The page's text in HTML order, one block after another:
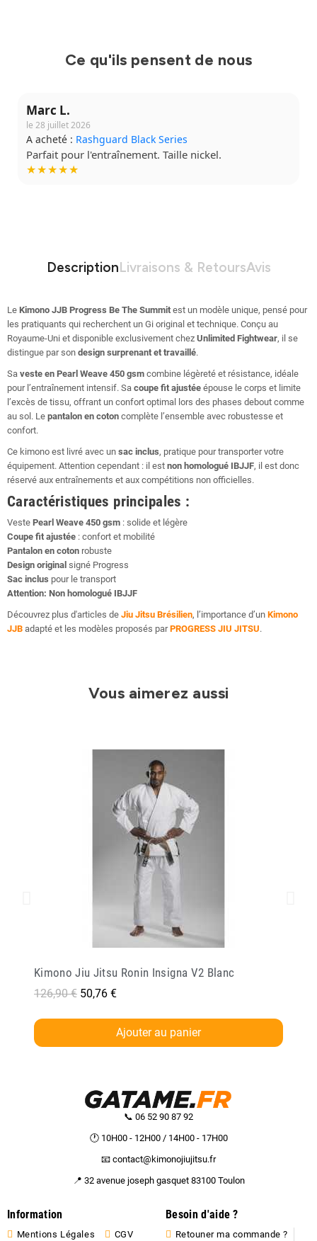
Ce qu'ils pensent de nous
A acheté :Short Grappling V2
Tissu confortable, je le mets à
DescriptionLivraisons & RetoursAvis
Le Kimono JJB Progress Be The Summit est un modèle unique, pensé pour
les pratiquants qui recherchent un Gi original et technique. Conçu au
Royaume-Uni et disponible exclusivement chez Unlimited Fightwear, il se
distingue par son design surprenant et travaillé.
Sa veste en Pearl Weave 450 gsm combine légèreté et résistance, idéale
pour l’entraînement intensif. Sa coupe fit ajustée épouse le corps et limite
l’excès de tissu, offrant un confort optimal lors des phases debout comme
au sol. Le pantalon en coton complète l’ensemble avec robustesse et
confort.
Ce kimono est livré avec un sac inclus, pratique pour transporter votre
équipement. Attention cependant : il est non homologué IBJJF, il est donc
réservé aux entraînements et aux compétitions non officielles.
Caractéristiques principales :
Veste Pearl Weave 450 gsm : solide et légère
Coupe fit ajustée : confort et mobilité
Pantalon en coton robuste
Design original signé Progress
Sac inclus pour le transport
Attention: Non homologué IBJJF
Découvrez plus d'articles de Jiu Jitsu Brésilien, l’importance d’un Kimono
JJB adapté et les modèles proposés parPROGRESS JIU JITSU.
Vous aimerez aussi
Kimono Jiu Jitsu Ronin Insigna V2 Blanc
126,90 € 50,76 €
Ajouter au panier
📞 06 52 90 87 92
🕐 10H00 - 12H00 / 14H00 - 17H00
📧 contact@kimonojiujitsu.fr
📍 32 avenue joseph gasquet 83100 Toulon
Information
Mentions Légales CGV
Besoin d'aide ?
Retouner ma commande ?